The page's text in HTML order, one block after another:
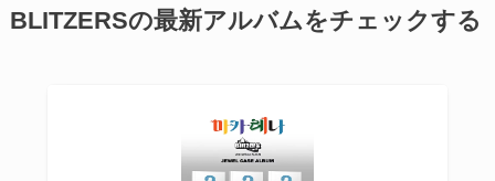
BLITZERSの最新アルバムをチェックする